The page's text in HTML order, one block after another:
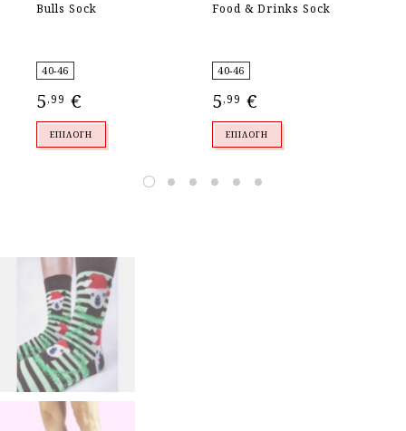
Bulls Sock
40-46
5,99 €
ΕΠΙΛΟΓΉ
Food & Drinks Sock
40-46
5,99 €
ΕΠΙΛΟΓΉ